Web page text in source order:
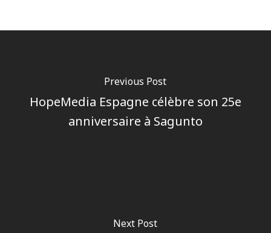
Previous Post
HopeMedia Espagne célèbre son 25e
anniversaire à Sagunto
Next Post